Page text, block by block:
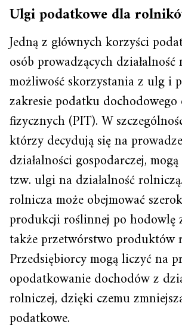
Ulgi podatkowe dla
Jedną z głównych korzyści
osób prowadzących
możliwość skorzystania z ulg i
zakresie podatku dochodowego
fizycznych (PIT). W
którzy decydują się na
działalności gospodarczej,
tzw. ulgi na działalność
rolnicza może obejmować
produkcji roślinnej po hodowlę
także przetwórstwo produktów
Przedsiębiorcy mogą liczyć na
opodatkowanie dochodów z
rolniczej, dzięki czemu
podatkowe.